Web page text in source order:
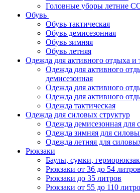
Головные уборы летние
Обувь
Обувь тактическая
Обувь демисезонная
Обувь зимняя
Обувь летняя
Одежда для активного отдыха и
Одежда для активного
демисезонная
Одежда для активного
Одежда для активного
Одежда тактическая
Одежда для силовых структур
Одежда демисезонная для
Одежда зимняя для
Одежда летняя для
Рюкзаки
Баулы, сумки,
Рюкзаки от 36 до 54 литров
Рюкзаки до 35 литров
Рюкзаки от 55 до 110